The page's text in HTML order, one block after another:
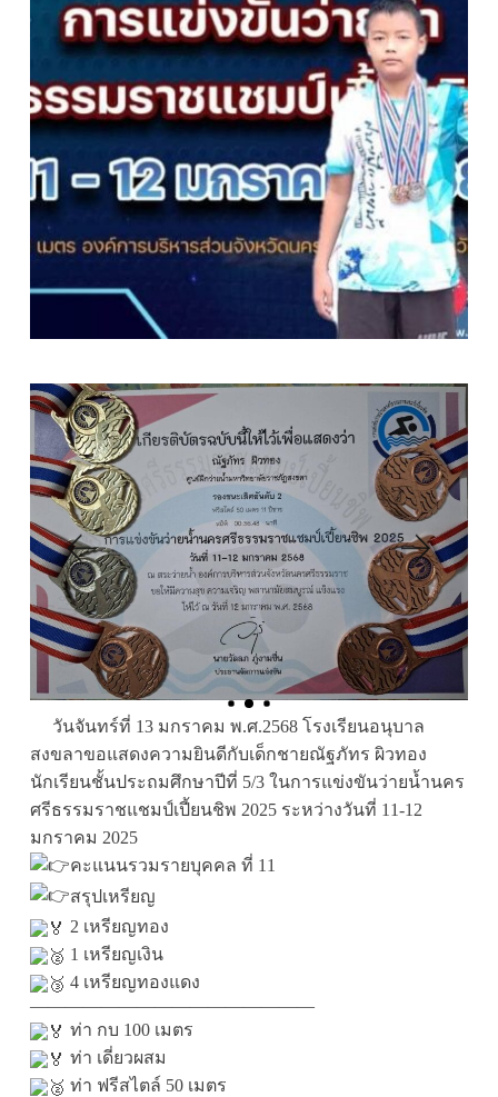
วันจันทร์ที่ 13 มกราคม พ.ศ.2568 โรงเรียนอนุบาล
สงขลาขอแสดงความยินดีกับเด็กชายณัฐภัทร ผิวทอง
นักเรียนชั้นประถมศึกษาปีที่ 5/3 ในการแข่งขันว่ายน้ำนคร
ศรีธรรมราชแชมป์เปี้ยนชิพ 2025 ระหว่างวันที่ 11-12
มกราคม 2025
คะแนนรวมรายบุคคล ที่ 11
สรุปเหรียญ
2 เหรียญทอง
1 เหรียญเงิน
4 เหรียญทองแดง
————————————————
ท่า กบ 100 เมตร
ท่า เดี่ยวผสม
ท่า ฟรีสไตล์ 50 เมตร